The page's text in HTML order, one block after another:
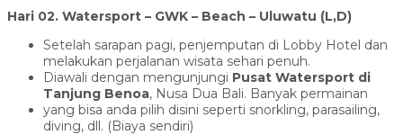
Hari 02. Watersport – GWK – Beach – Uluwatu (L,D)
Setelah sarapan pagi, penjemputan di Lobby Hotel dan
melakukan perjalanan wisata sehari penuh.
Diawali dengan mengunjungi Pusat Watersport di
Tanjung Benoa, Nusa Dua Bali. Banyak permainan
yang bisa anda pilih disini seperti snorkling, parasailing,
diving, dll. (Biaya sendiri)